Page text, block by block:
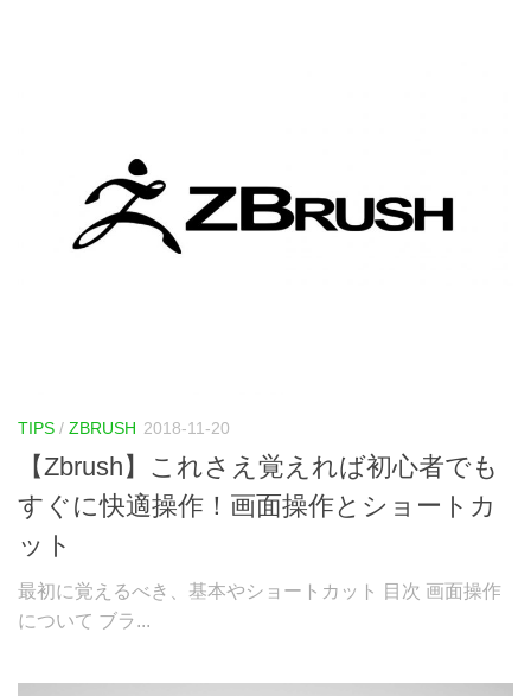
TIPS / ZBRUSH 2018-11-20
【Zbrush】これさえ覚えれば初心者でも
すぐに快適操作！画面操作とショートカ
ット
最初に覚えるべき、基本やショートカット 目次 画面操作
について ブラ...